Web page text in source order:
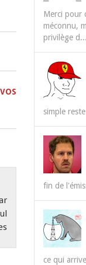
Merci pour
méconnu,
privilège d...
simple
fin de
ce qui